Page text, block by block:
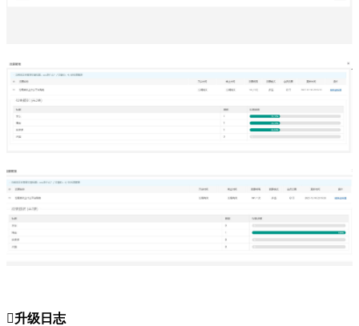
升级日志